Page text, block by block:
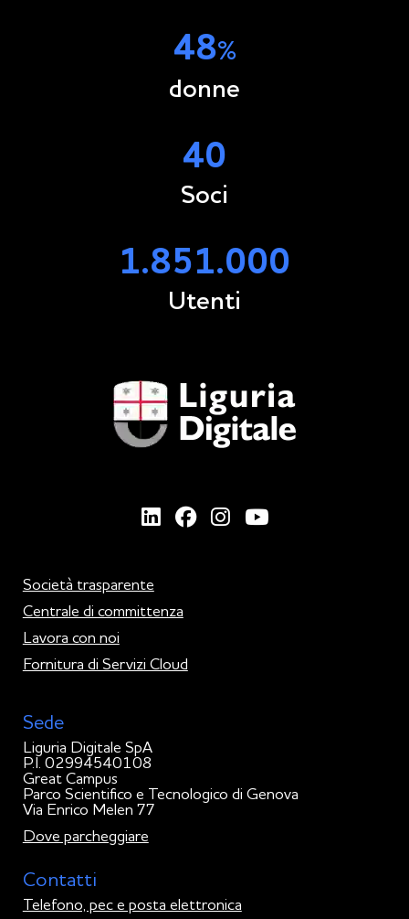
48%
donne
40
Soci
1.851.000
Utenti
Sede
Liguria Digitale SpA
P.I. 02994540108
Great Campus
Parco Scientifico e Tecnologico di Genova
Via Enrico Melen 77
Dove parcheggiare
Contatti
Telefono, pec e posta elettronica
Società trasparente
Centrale di committenza
Lavora con noi
Fornitura di Servizi Cloud